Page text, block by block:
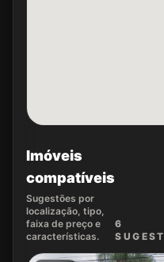
Imóveis
compatíveis
Sugestões por
localização, tipo,
faixa de preço e
características.
6
SUGEST